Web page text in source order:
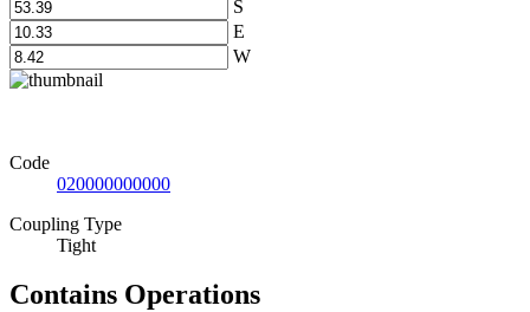
S
E
W
Code
020000000000
Coupling Type
Tight
Contains Operations